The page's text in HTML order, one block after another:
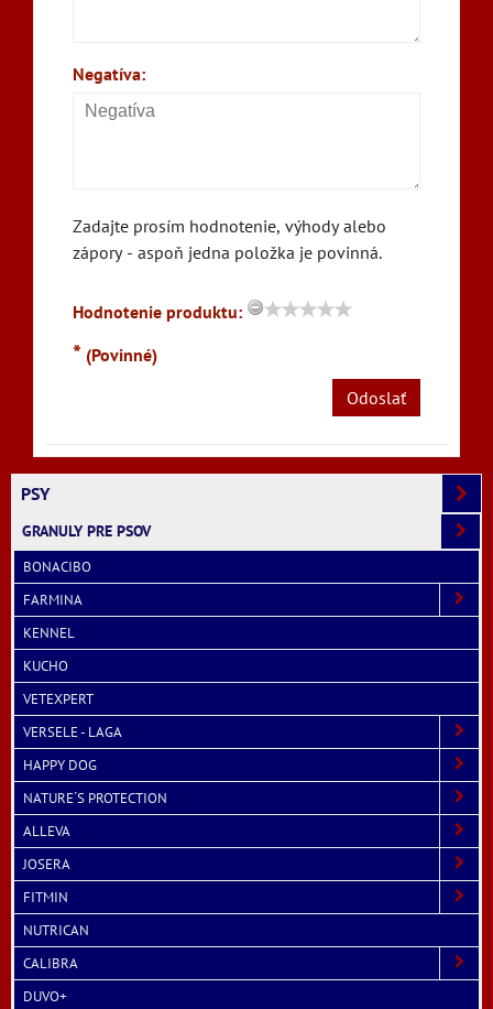
Negatíva:
Zadajte prosím hodnotenie, výhody alebo
zápory - aspoň jedna položka je povinná.
Hodnotenie produktu:
* (Povinné)
Odoslať
PSY
GRANULY PRE PSOV
BONACIBO
FARMINA
KENNEL
KUCHO
VETEXPERT
VERSELE - LAGA
HAPPY DOG
NATURE´S PROTECTION
ALLEVA
JOSERA
FITMIN
NUTRICAN
CALIBRA
DUVO+